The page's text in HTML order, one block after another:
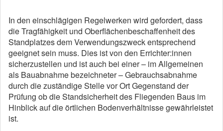
In den einschlägigen Regelwerken wird gefordert, dass
die Tragfähigkeit und Oberflächenbeschaffenheit des
Standplatzes dem Verwendungszweck entsprechend
geeignet sein muss. Dies ist von den Errichter:innen
sicherzustellen und ist auch bei einer – im Allgemeinen
als Bauabnahme bezeichneter – Gebrauchsabnahme
durch die zuständige Stelle vor Ort Gegenstand der
Prüfung ob die Standsicherheit des Fliegenden Baus im
Hinblick auf die örtlichen Bodenverhältnisse gewährleistet
ist.